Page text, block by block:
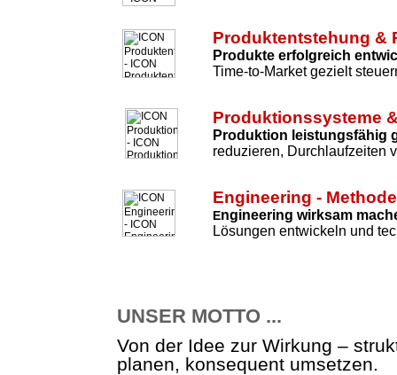
Produktentstehung &
Produkte erfolgreich
Time-to-Market gezielt
Produktionssysteme
Produktion leistungsfähig
reduzieren, Durchlaufzeiten
Engineering -
Engineering wirksam
Lösungen entwickeln und
UNSER MOTTO ...
Von der Idee zur Wirkung –
planen, konsequent umsetzen.